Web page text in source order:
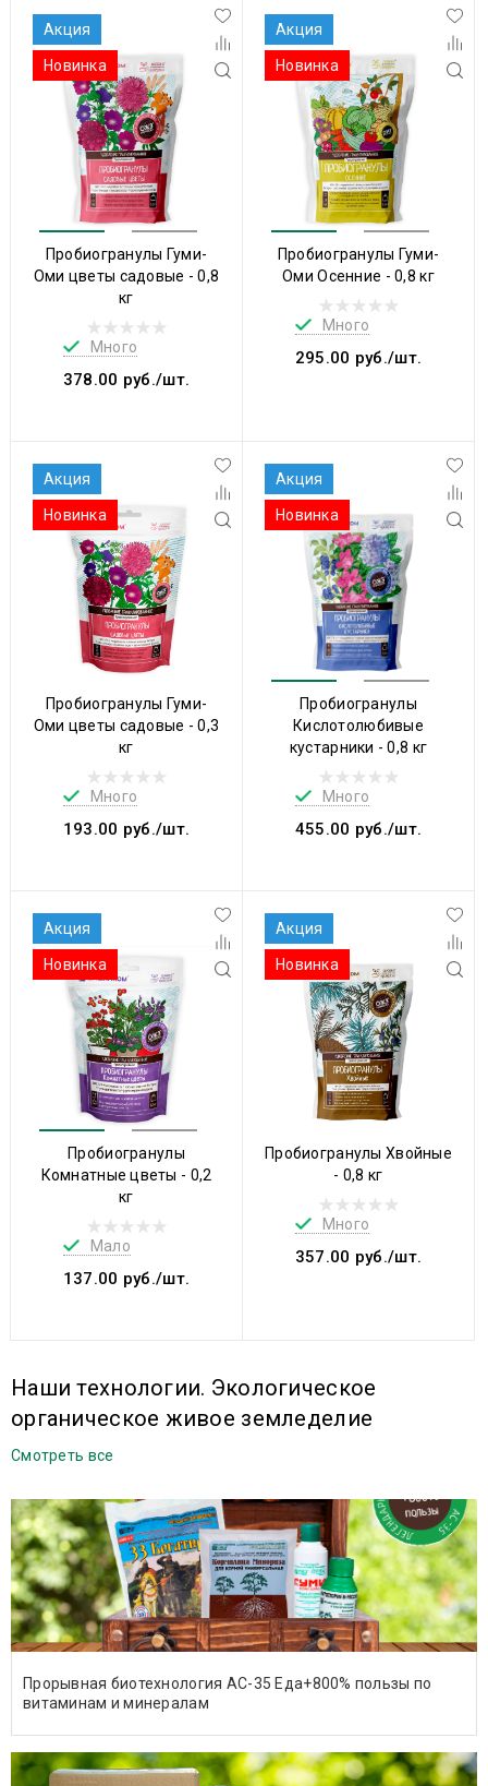
Акция
Новинка
Пробиогранулы Гуми-
Оми цветы садовые - 0,8
кг
Много
378.00 руб./шт.
Акция
Новинка
Пробиогранулы Гуми-
Оми Осенние - 0,8 кг
Много
295.00 руб./шт.
Акция
Новинка
Пробиогранулы Гуми-
Оми цветы садовые - 0,3
кг
Много
193.00 руб./шт.
Акция
Новинка
Пробиогранулы
Кислотолюбивые
кустарники - 0,8 кг
Много
455.00 руб./шт.
Акция
Новинка
Пробиогранулы
Комнатные цветы - 0,2
кг
Мало
137.00 руб./шт.
Акция
Новинка
Пробиогранулы Хвойные
- 0,8 кг
Много
357.00 руб./шт.
Наши технологии. Экологическое
органическое живое земледелие
Смотреть все
Прорывная биотехнология АС-35 Еда+800% пользы по
витаминам и минералам